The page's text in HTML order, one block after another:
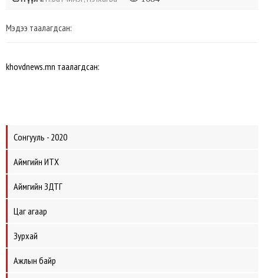
Мэдээ таалагдсан:
khovdnews.mn таалагдсан:
Сонгууль - 2020
Аймгийн ИТХ
Аймгийн ЗДТГ
Цаг агаар
Зурхай
Ажлын байр